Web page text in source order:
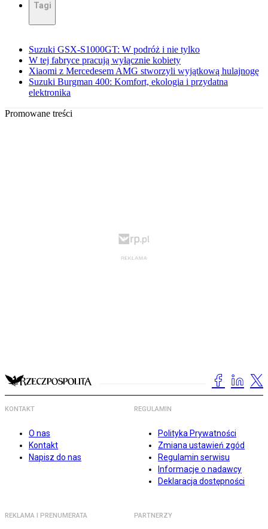
Tagi
Suzuki GSX-S1000GT: W podróż i nie tylko
W tej fabryce pracują wyłącznie kobiety
Xiaomi z Mercedesem AMG stworzyli wyjątkową hulajnogę
Suzuki Burgman 400: Komfort, ekologia i przydatna
elektronika
Promowane treści
KONTAKT
O nas
Kontakt
Napisz do nas
REGULAMIN
Polityka Prywatności
Zmiana ustawień zgód
Regulamin serwisu
Informacje o nadawcy
Deklaracja dostępności
REKLAMA I PRENUMERATA PARTNERZY